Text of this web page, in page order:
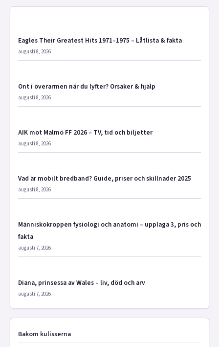
Eagles Their Greatest Hits 1971–1975 – Låtlista & fakta
augusti 8, 2026
Ont i överarmen när du lyfter? Orsaker & hjälp
augusti 8, 2026
AIK mot Malmö FF 2026 – TV, tid och biljetter
augusti 8, 2026
Vad är mobilt bredband? Guide, priser och skillnader 2025
augusti 8, 2026
Människokroppen fysiologi och anatomi – upplaga 3, pris och
fakta
augusti 7, 2026
Diana, prinsessa av Wales – liv, död och arv
augusti 7, 2026
Bakom kulisserna